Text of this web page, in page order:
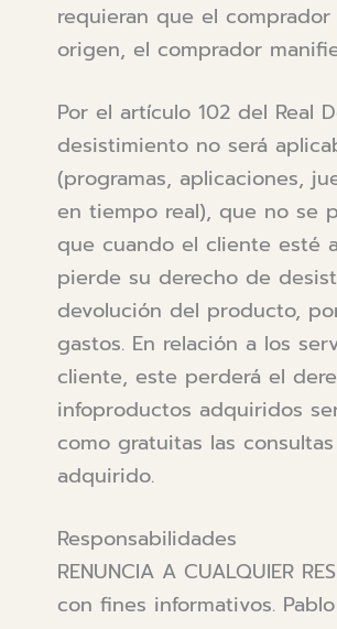
requieran que el
origen, el comprador
Por el artículo 102 del Real
desistimiento no será
(programas, aplicaciones,
en tiempo real), que no se
que cuando el cliente esté
pierde su derecho de
devolución del producto,
gastos. En relación a los
cliente, este perderá el
infoproductos adquiridos
como gratuitas las
adquirido.
Responsabilidades
RENUNCIA A CUALQUIER
con fines informativos.